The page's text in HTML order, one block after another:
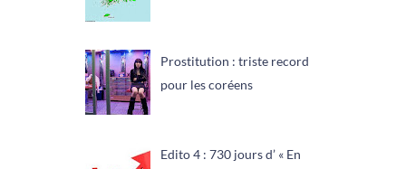
Prostitution : triste record
pour les coréens
Edito 4 : 730 jours d’ « En